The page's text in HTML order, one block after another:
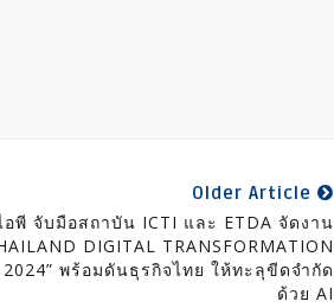
Older Article
อพี จับมือสถาบัน ICTI และ ETDA จัดงาน
DIGITAL TRANSFORMATION
2024” พร้อมดันธุรกิจไทย ให้ทะลุขีดจำกัด
ด้วย AI